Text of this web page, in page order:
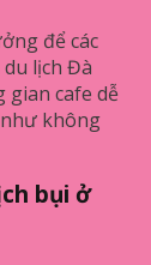
để các
lịch Đà
cafe dễ
không
bụi ở